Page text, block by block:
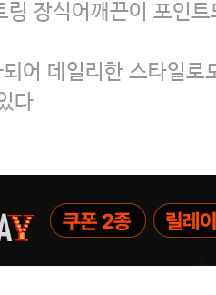
링 장식어깨끈이 포인
어 데일리한 스타일로
다